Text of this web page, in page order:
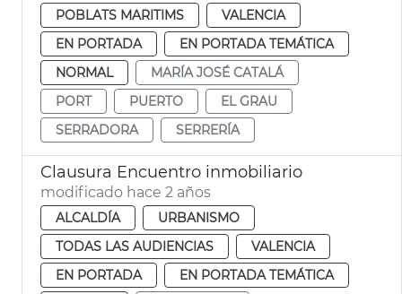
POBLATS MARITIMS
VALENCIA
EN PORTADA
EN PORTADA TEMÁTICA
NORMAL
MARÍA JOSÉ CATALÁ
PORT
PUERTO
EL GRAU
SERRADORA
SERRERÍA
Clausura Encuentro inmobiliario
modificado hace 2 años
ALCALDÍA
URBANISMO
TODAS LAS AUDIENCIAS
VALENCIA
EN PORTADA
EN PORTADA TEMÁTICA